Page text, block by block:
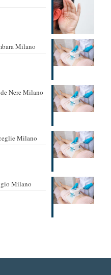
Milano
Nere Milano
Milano
Milano